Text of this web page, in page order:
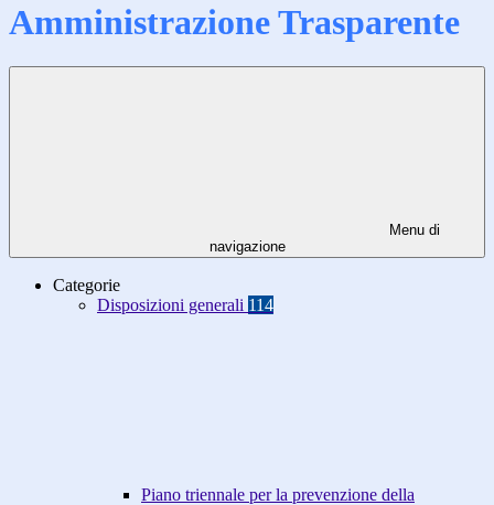
Amministrazione Trasparente
Menu di
navigazione
Categorie
Disposizioni generali 114
Piano triennale per la prevenzione della